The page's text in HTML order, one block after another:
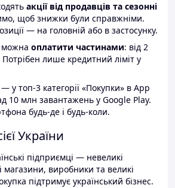
акції від продавців та сезонні
щоб знижки були справжніми.
— на головній або в застосунку.
можна оплатити частинами: від 2
лише кредитний ліміт у
— у топ-3 категорії «Покупки» в App
10 млн завантажень у Google Play.
будь-де і будь-коли.
України
підприємці — невеликі
магазини, виробники та великі
підтримує український бізнес.